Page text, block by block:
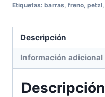
Etiquetas: barras, freno, petzl,
Descripción
Información adicional
Descripción